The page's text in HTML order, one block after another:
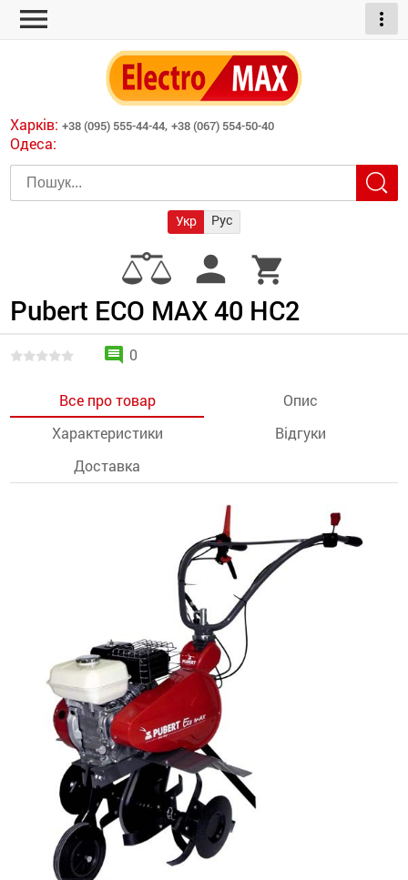
menu more_vert
Харків: +38 (095) 555-44-44, +38 (067) 554-50-40
Одеса:
Укр Рус
person shopping_cart
обігрівачі
машини
для
Pubert ECO MAX 40 HC2
comment 0
Все про товар
Опис
Характеристики
Відгуки
Доставка